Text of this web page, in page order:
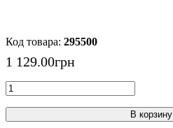
295500
1 129.00грн
В корзину